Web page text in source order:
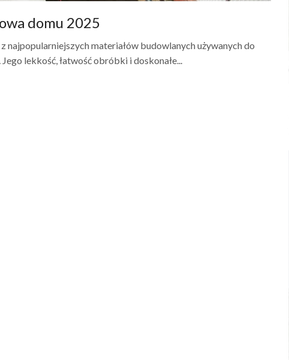
domu 2025
materiałów budowlanych używanych do
lekkość, łatwość obróbki i doskonałe...